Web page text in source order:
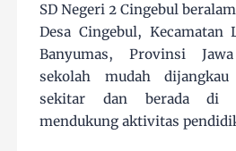
SD Negeri 2 Cingebul
Desa Cingebul, Kecamatan
Banyumas, Provinsi
sekolah mudah
sekitar dan berada di
mendukung aktivitas